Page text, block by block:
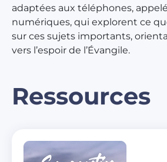
adaptées aux téléphones,
numériques, qui explorent ce
sur ces sujets importants,
vers l’espoir de l’Évangile.
Ressources